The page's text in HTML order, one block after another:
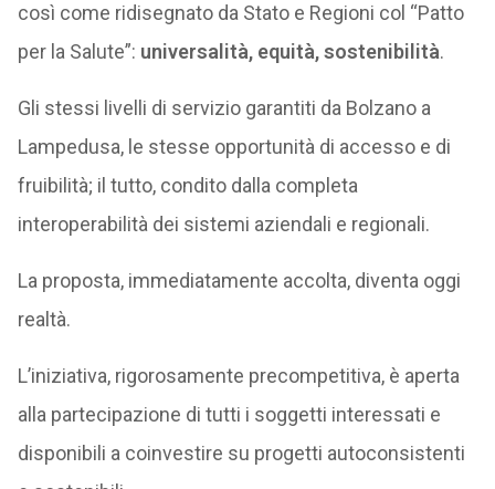
così come ridisegnato da Stato e Regioni col “Patto
per la Salute”: universalità, equità, sostenibilità.
Gli stessi livelli di servizio garantiti da Bolzano a
Lampedusa, le stesse opportunità di accesso e di
fruibilità; il tutto, condito dalla completa
interoperabilità dei sistemi aziendali e regionali.
La proposta, immediatamente accolta, diventa oggi
realtà.
L’iniziativa, rigorosamente precompetitiva, è aperta
alla partecipazione di tutti i soggetti interessati e
disponibili a coinvestire su progetti autoconsistenti